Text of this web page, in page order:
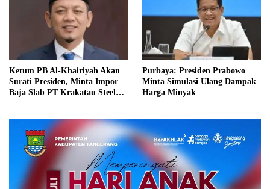
Ketum PB Al-Khairiyah Akan
Surati Presiden, Minta Impor
Baja Slab PT Krakatau Steel
Purbaya: Presiden Prabowo
Minta Simulasi Ulang Dampak
Harga Minyak